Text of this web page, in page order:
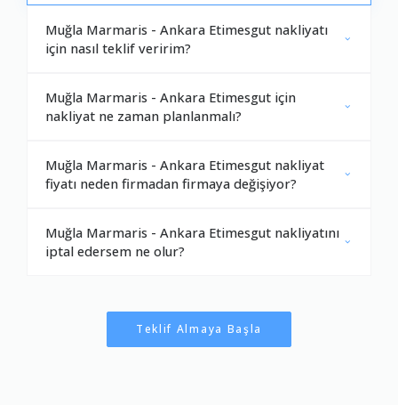
Muğla Marmaris - Ankara Etimesgut nakliyatı
için nasıl teklif veririm?
Muğla Marmaris - Ankara Etimesgut için
nakliyat ne zaman planlanmalı?
Muğla Marmaris - Ankara Etimesgut nakliyat
fiyatı neden firmadan firmaya değişiyor?
Muğla Marmaris - Ankara Etimesgut nakliyatını
iptal edersem ne olur?
Teklif Almaya Başla